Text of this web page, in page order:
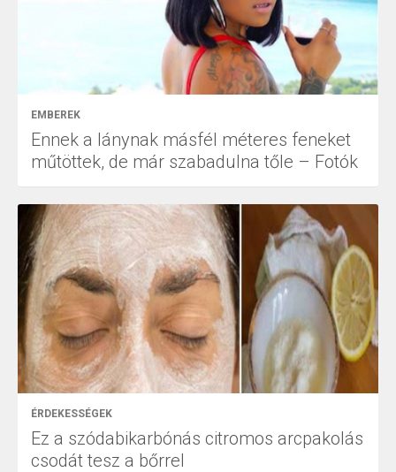
EMBEREK
Ennek a lánynak másfél méteres feneket
műtöttek, de már szabadulna tőle – Fotók
ÉRDEKESSÉGEK
Ez a szódabikarbónás citromos arcpakolás
csodát tesz a bőrrel